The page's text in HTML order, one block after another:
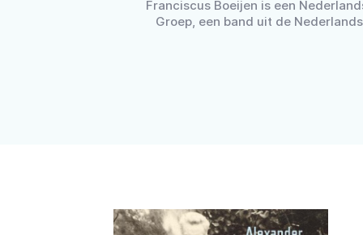
Franciscus Boeijen is een
Groep, een band uit de